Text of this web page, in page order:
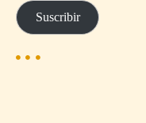
e
c
i
Suscribir